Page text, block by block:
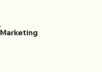
Marketing